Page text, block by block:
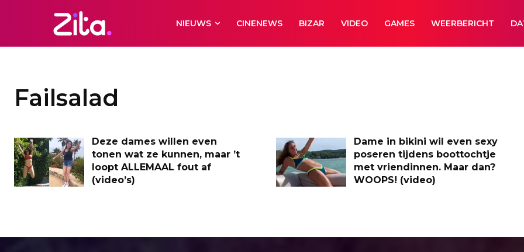
NIEUWS CINENEWS BIZAR VIDEO GAMES WEERBERICHT
Failsalad
Deze dames willen even
tonen wat ze kunnen, maar ’t
loopt ALLEMAAL fout af
(video’s)
Dame in bikini wil even sexy
poseren tijdens boottochtje
met vriendinnen. Maar dan?
WOOPS! (video)